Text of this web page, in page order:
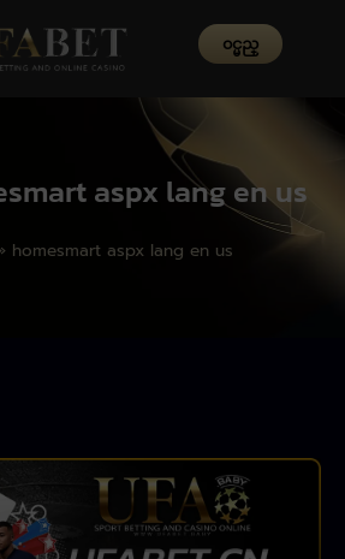
၀င္မည္
aspx lang en us
homesmart aspx lang en us